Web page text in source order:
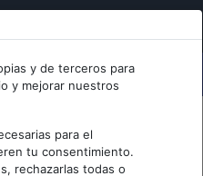
y de terceros para
y mejorar nuestros
para el
tu consentimiento.
rechazarlas todas o